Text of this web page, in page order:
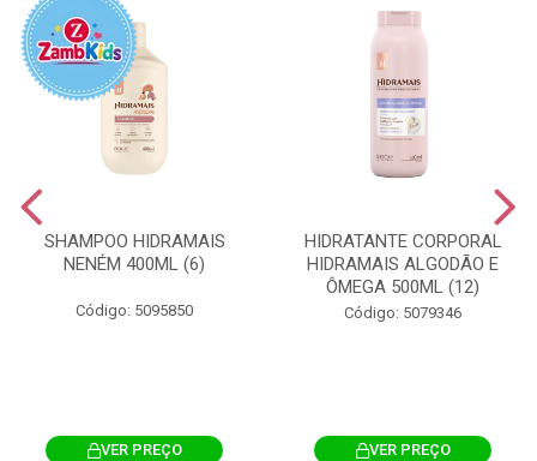
SHAMPOO HIDRAMAIS
NENÉM 400ML (6)
Código: 5095850
VER PREÇO
HIDRATANTE CORPORAL
HIDRAMAIS ALGODÃO E
ÔMEGA 500ML (12)
Código: 5079346
VER PREÇO